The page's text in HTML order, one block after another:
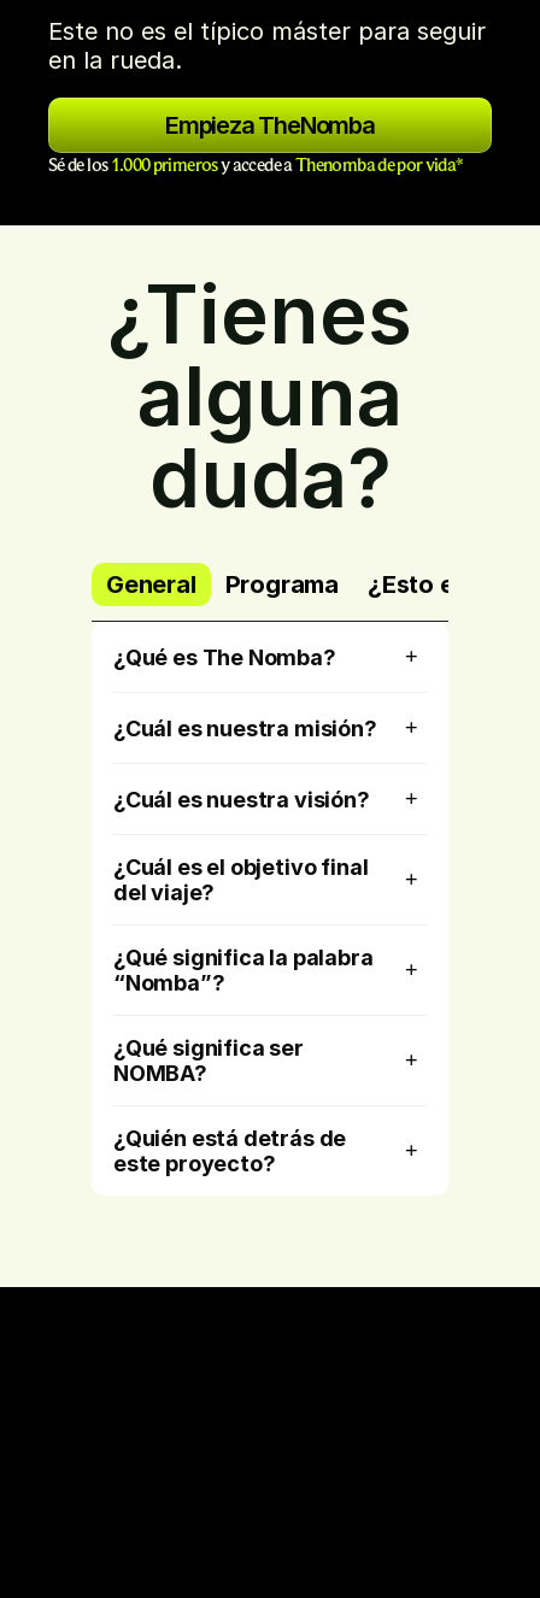
Este no es el típico máster para seguir
en la rueda.
Empieza TheNomba
Sé de los 1.000 primeros y accede a Thenomba de por vida*
¿Tienes
alguna
duda?
General Programa ¿Esto es para
¿Qué es The Nomba? +
¿Cuál es nuestra misión? +
¿Cuál es nuestra visión? +
¿Cuál es el objetivo final
del viaje?
+
¿Qué significa la palabra
“Nomba”?
+
¿Qué significa ser
NOMBA?
+
¿Quién está detrás de
este proyecto?
+